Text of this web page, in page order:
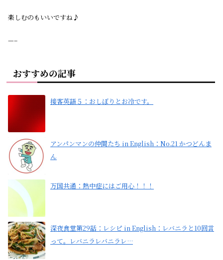
楽しむのもいいですね♪
—–
おすすめの記事
接客英語５：おしぼりとお冷です。
アンパンマンの仲間たち in English：No.21 かつどんま
ん
万国共通：熱中症にはご用心！！！
深夜食堂第29話：レシピ in English：レバニラと10回言
って。レバニラレバニラレ…